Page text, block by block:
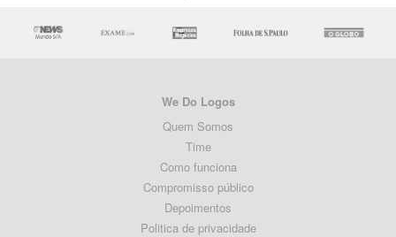
We Do Logos
Quem Somos
Time
Como funciona
Compromisso público
Depoimentos
Politica de privacidade